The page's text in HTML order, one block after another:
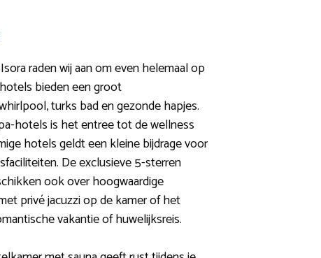
raden wij aan om even helemaal op
bieden een groot
turks bad en gezonde hapjes.
hotels is het entree tot de wellness
hotels geldt een kleine bijdrage voor
De exclusieve 5-sterren
ook over hoogwaardige
privé jacuzzi op de kamer of het
vakantie of huwelijksreis.